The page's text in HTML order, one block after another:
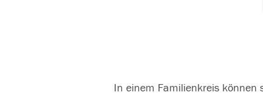
In einem Familienkreis können